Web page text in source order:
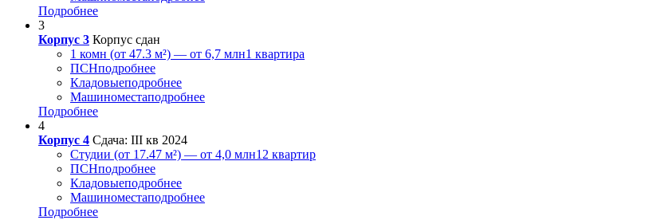
Подробнее
3
Корпус 3 Корпус сдан
1 комн (от 47.3 м²) — от 6,7 млн1 квартира
ПСНподробнее
Кладовыеподробнее
Машиноместаподробнее
Подробнее
4
Корпус 4 Сдача: III кв 2024
Студии (от 17.47 м²) — от 4,0 млн12 квартир
ПСНподробнее
Кладовыеподробнее
Машиноместаподробнее
Подробнее